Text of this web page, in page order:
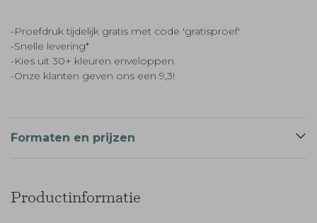
-Proefdruk tijdelijk gratis met code 'gratisproef'
-Snelle levering*
-Kies uit 30+ kleuren enveloppen
-Onze klanten geven ons een 9,3!
Formaten en prijzen
Productinformatie